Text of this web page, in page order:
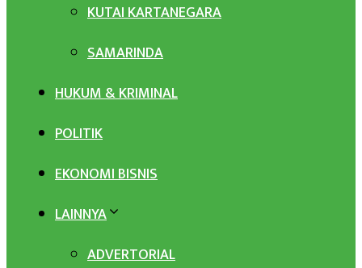
KUTAI KARTANEGARA
SAMARINDA
HUKUM & KRIMINAL
POLITIK
EKONOMI BISNIS
LAINNYA
ADVERTORIAL